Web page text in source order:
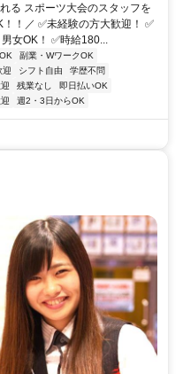
る スポーツ大会のスタッフを
！／ ✅未経験の方大歓迎！ ✅
女OK！ ✅時給180...
副業・WワークOK
迎 シフト自由
学歴不問
残業なし
即日払いOK
週2・3日からOK